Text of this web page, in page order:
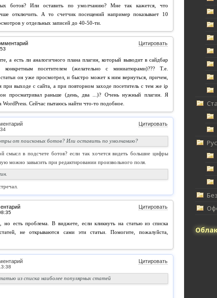
ботов? Или оставить по умолчанию? Мне так кажется, что
отключить. А то счетчик посещений например показывает 10
у отдельных записей до 40-50-ти.
Цитировать
а есть ли аналогичного плана плагин, который выводит в сайдбар
конкретным посетителем (желательно с миниатюрами)??? Т.е.
статьи он уже просмотрел, и быстро может к ним вернуться, причем,
при выходе с сайта, а при повторном заходе посетитель с тем же ip
он просматривал раньше (день, два ...)? Очень нужный плагин. Я
WordPress. Сейчас пытаюсь найти что-то подобное.
Цитировать
от поисковых ботов? Или оставить по умолчанию?
смысл в подсчете ботов? если так хочется видеть большие цифры
можно завысить при редактировании произвольного поля.
Цитировать
но есть проблема. В виджете, если кликнуть на статью из списка
не открываются сами эти статьи. Помогите, пожалуйста,
Цитировать
из списка наиболее популярных статей